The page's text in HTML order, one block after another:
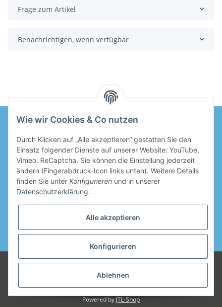
Frage zum Artikel
Benachrichtigen, wenn verfügbar
Informationen
Gesetzliche Informationen
© mahalinchen GmbH
Wir sind ein junges, modernes Unternehmen.
Unsere Qualitätsansprüche sind für uns die oberste Maxime unseres
anbieten, identifizieren.
Powered by JTL-Shop
Wie wir Cookies & Co nutzen
Durch Klicken auf „Alle akzeptieren“ gestatten Sie den
Einsatz folgender Dienste auf unserer Website: YouTube,
Vimeo, ReCaptcha. Sie können die Einstellung jederzeit
ändern (Fingerabdruck-Icon links unten). Weitere Details
finden Sie unter Konfigurieren und in unserer
Datenschutzerklärung.
Alle akzeptieren
Konfigurieren
Ablehnen